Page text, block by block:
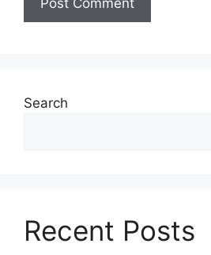
Search
Recent Posts